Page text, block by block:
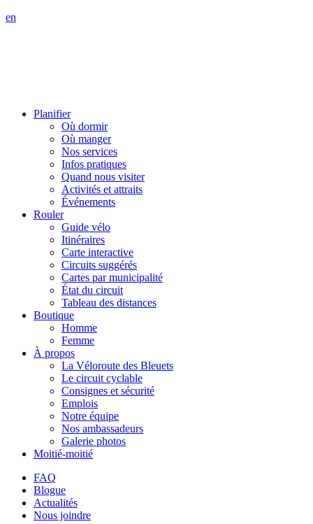
en
Planifier
Où dormir
Où manger
Nos services
Infos pratiques
Quand nous visiter
Activités et attraits
Événements
Rouler
Guide vélo
Itinéraires
Carte interactive
Circuits suggérés
Cartes par municipalité
État du circuit
Tableau des distances
Boutique
Homme
Femme
À propos
La Véloroute des Bleuets
Le circuit cyclable
Consignes et sécurité
Emplois
Notre équipe
Nos ambassadeurs
Galerie photos
Moitié-moitié
FAQ
Blogue
Actualités
Nous joindre